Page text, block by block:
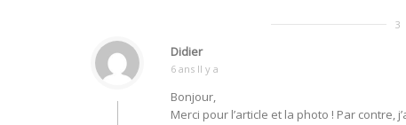
3
Didier
6 ans Il y a
Bonjour,
Merci pour l’article et la photo ! Par contre,